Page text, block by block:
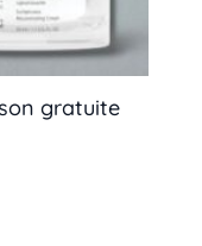
gratuite